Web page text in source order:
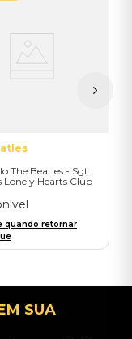
The Beatles - Sgt.
Lonely Hearts Club
quando retornar
SUA